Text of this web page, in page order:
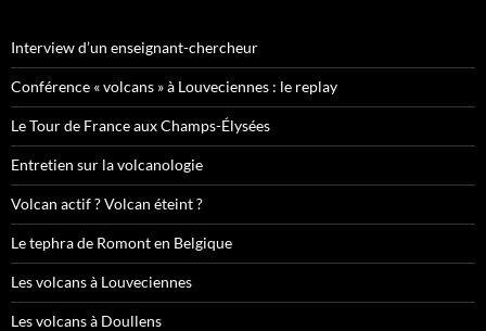
Interview d’un enseignant-chercheur
Conférence « volcans » à Louveciennes : le replay
Le Tour de France aux Champs-Élysées
Entretien sur la volcanologie
Volcan actif ? Volcan éteint ?
Le tephra de Romont en Belgique
Les volcans à Louveciennes
Les volcans à Doullens